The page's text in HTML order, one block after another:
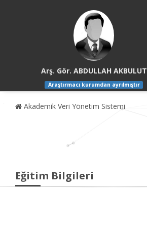
Arş. Gör. ABDULLAH AKBULUT
Araştırmacı kurumdan ayrılmıştır
Akademik Veri Yönetim Sistemi
Eğitim Bilgileri